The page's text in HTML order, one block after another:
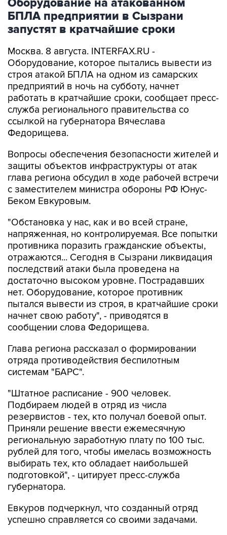
Оборудование на атакованном
БПЛА предприятии в Сызрани
запустят в кратчайшие сроки
Москва. 8 августа. INTERFAX.RU -
Оборудование, которое пытались вывести из
строя атакой БПЛА на одном из самарских
предприятий в ночь на субботу, начнет
работать в кратчайшие сроки, сообщает пресс-
служба регионального правительства со
ссылкой на губернатора Вячеслава
Федорищева.
Вопросы обеспечения безопасности жителей и
защиты объектов инфраструктуры от атак
глава региона обсудил в ходе рабочей встречи
с заместителем министра обороны РФ Юнус-
Беком Евкуровым.
"Обстановка у нас, как и во всей стране,
напряженная, но контролируемая. Все попытки
противника поразить гражданские объекты,
отражаются... Сегодня в Сызрани ликвидация
последствий атаки была проведена на
достаточно высоком уровне. Пострадавших
нет. Оборудование, которое противник
пытался вывести из строя, в кратчайшие сроки
начнет свою работу", - приводятся в
сообщении слова Федорищева.
Глава региона рассказал о формировании
отряда противодействия беспилотным
системам "БАРС".
"Штатное расписание - 900 человек.
Подбираем людей в отряд из числа
резервистов - тех, кто получал боевой опыт.
Приняли решение ввести ежемесячную
региональную заработную плату по 100 тыс.
рублей для того, чтобы имелась возможность
выбирать тех, кто обладает наибольшей
подготовкой", - цитирует пресс-служба
губернатора.
Евкуров подчеркнул, что созданный отряд
успешно справляется со своими задачами.